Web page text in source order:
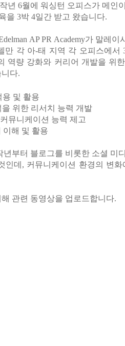
년 6월에 워싱턴 오피스가 메인
을 3박 4일간 받고 왔습니다.
AP PR Academy가 말레
만 각 아-태 지역 각 오피스에서
역량 강화와 커리어 개발을 위
다.
용 및 활용
위한 리서치 능력 개발
뮤니케이션 능력 제고
이해 및 활용
년부터 블로그를 비롯한 소셜 미
인데, 커뮤니케이션 환경의 변
관련 동영상을 업로드합니다.